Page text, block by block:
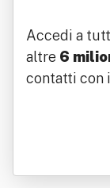
Accedi a
altre 6
contatti con